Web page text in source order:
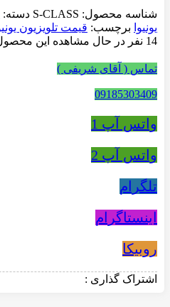
شناسه محصول: S-CLASS دسته:
یونیوا برچسب: قیمت تلویزیون
14 نفر در حال مشاهده این
تماس ( آقای شریفی )
09185303409
واتس آپ 1
واتس آپ 2
تلگرام
اینستاگرام
روبیکا
اشتراک گذاری :